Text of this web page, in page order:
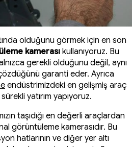
olduğunu görmek için en son
kamerası kullanıyoruz. Bu
gerekli olduğunu değil, aynı
garanti eder. Ayrıca
endüstrimizdeki en gelişmiş araç
yatırım yapıyoruz.
taşıdığı en değerli araçlardan
görüntüleme kamerasıdır. Bu
hatlarının ve diğer yer altı